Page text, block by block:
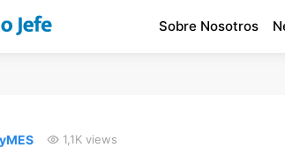
Sobre Nosotros
1,1K views